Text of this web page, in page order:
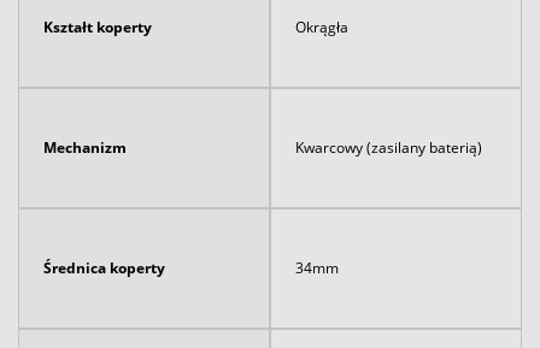
Kształt koperty Okrągła
Mechanizm Kwarcowy (zasilany baterią)
Średnica koperty 34mm